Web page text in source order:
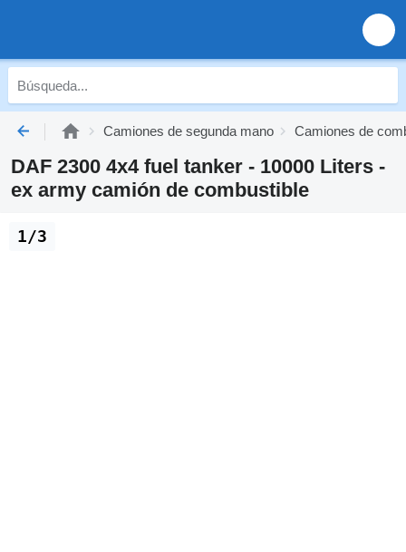
Camiones de segunda mano Camiones de
DAF 2300 4x4 fuel tanker - 10000 Liters -
ex army camión de combustible
1/3